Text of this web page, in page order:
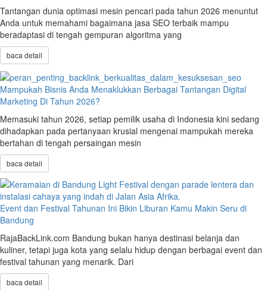
Tantangan dunia optimasi mesin pencari pada tahun 2026 menuntut
Anda untuk memahami bagaimana jasa SEO terbaik mampu
beradaptasi di tengah gempuran algoritma yang
baca detail
Mampukah Bisnis Anda Menaklukkan Berbagai Tantangan Digital
Marketing Di Tahun 2026?
Memasuki tahun 2026, setiap pemilik usaha di Indonesia kini sedang
dihadapkan pada pertanyaan krusial mengenai mampukah mereka
bertahan di tengah persaingan mesin
baca detail
Event dan Festival Tahunan Ini Bikin Liburan Kamu Makin Seru di
Bandung
RajaBackLink.com Bandung bukan hanya destinasi belanja dan
kuliner, tetapi juga kota yang selalu hidup dengan berbagai event dan
festival tahunan yang menarik. Dari
baca detail